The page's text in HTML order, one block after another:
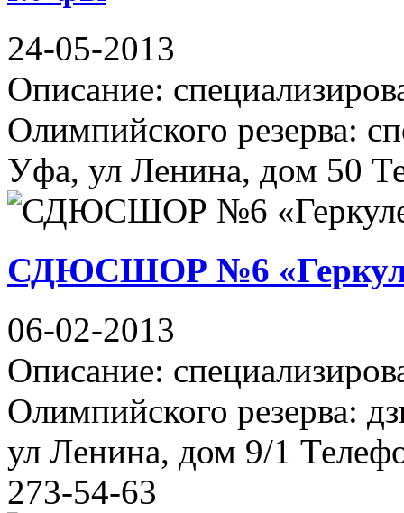
24-05-2013
Описание:
Олимпийского резерва:
Уфа, ул Ленина, дом 50
СДЮСШОР №6
06-02-2013
Описание:
Олимпийского резерва:
ул Ленина, дом 9/1
273-54-63